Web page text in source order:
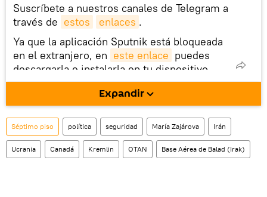
Suscríbete a nuestros canales de Telegram a
través de estos enlaces .
Ya que la aplicación Sputnik está bloqueada
en el extranjero, en este enlace puedes
descargarla e instalarla en tu dispositivo
móvil (¡solo para Android!).
También tenemos una cuenta en la red
social rusa VK .
Expandir
Séptimo piso política seguridad María Zajárova Irán
Ucrania Canadá Kremlin OTAN Base Aérea de Balad (Irak)